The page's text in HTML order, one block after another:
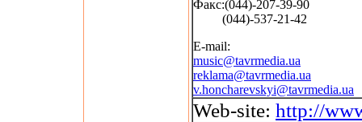
Факс:(044)-207-39-90
(044)-537-21-42
E-mail:
music@tavrmedia.ua
reklama@tavrmedia.ua
v.honcharevskyi@tavrmedia.ua
Web-site: http://